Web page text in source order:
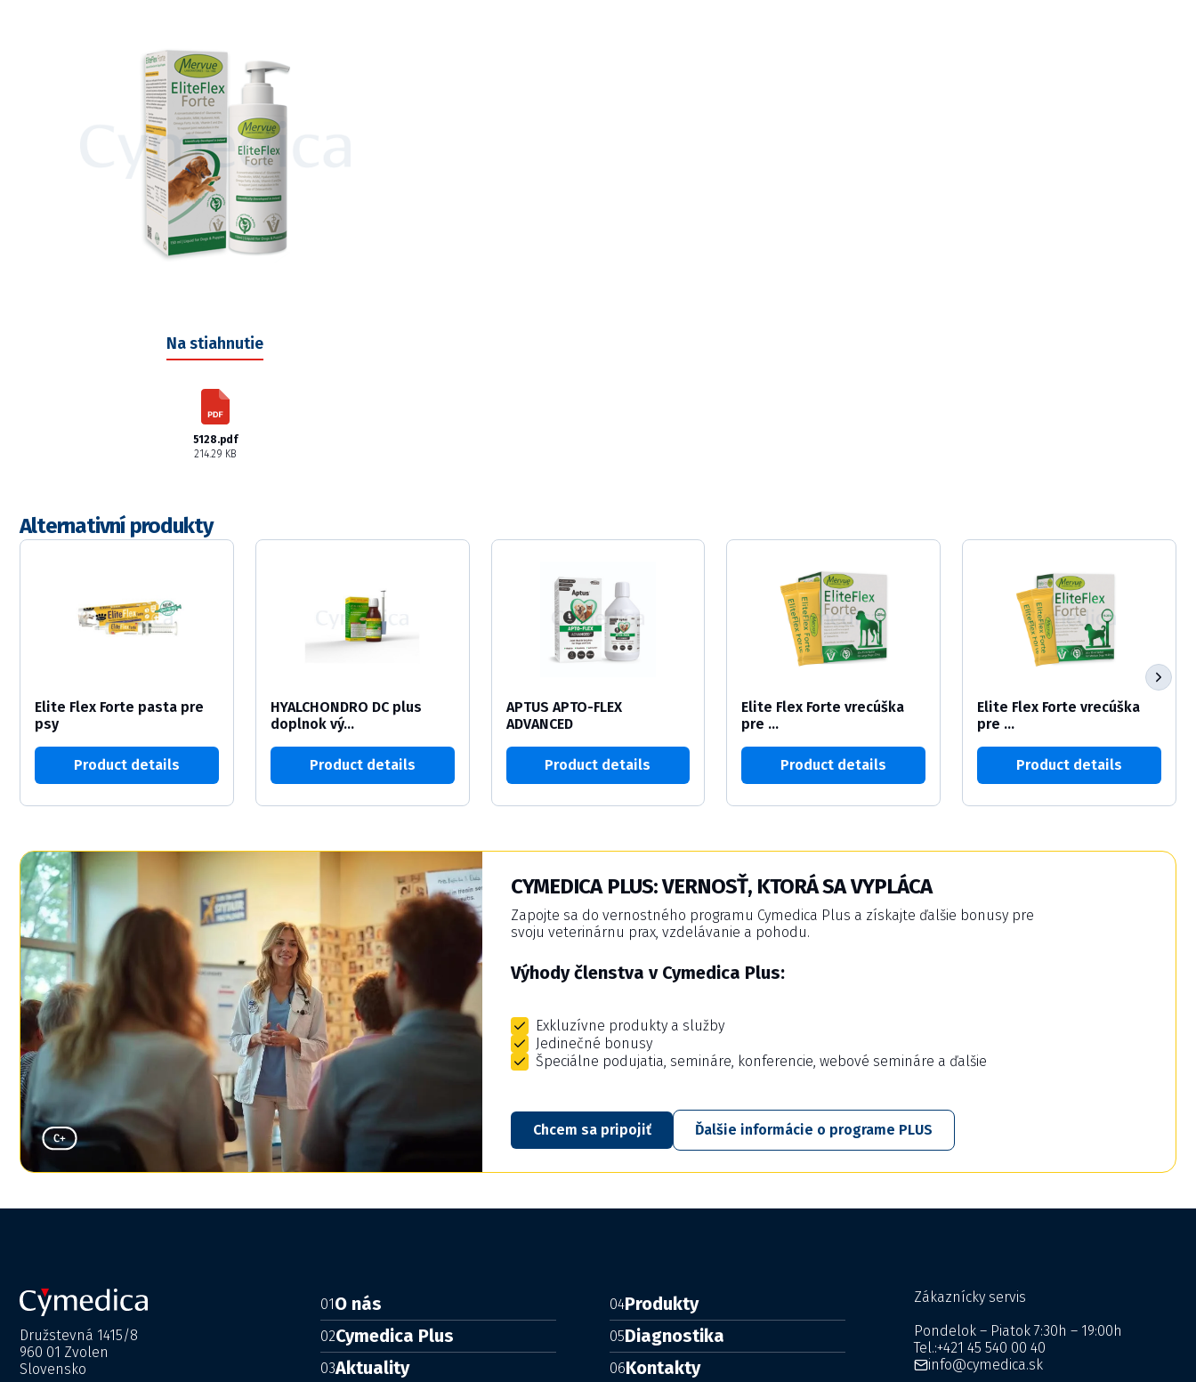
Na stiahnutie
5128.pdf
214.29 KB
Alternativní produkty
Elite Flex Forte pasta pre
psy
Product details
HYALCHONDRO DC plus
doplnok vý...
Product details
APTUS APTO-FLEX
ADVANCED
Product details
Elite Flex Forte vrecúška
pre ...
Product details
Elite Flex Forte vrecúška
pre ...
Product details
CYMEDICA PLUS: VERNOSŤ, KTORÁ SA VYPLÁCA
Zapojte sa do vernostného programu Cymedica Plus a získajte ďalšie bonusy pre
svoju veterinárnu prax, vzdelávanie a pohodu.
Výhody členstva v Cymedica Plus:
Exkluzívne produkty a služby
Jedinečné bonusy
Špeciálne podujatia, semináre, konferencie, webové semináre a ďalšie
Chcem sa pripojiť Ďalšie informácie o programe PLUS
Družstevná 1415/8
960 01 Zvolen
Slovensko
01O nás
02Cymedica Plus
03Aktuality
04Produkty
05Diagnostika
06Kontakty
Zákaznícky servis
Pondelok – Piatok 7:30h – 19:00h
Tel.:+421 45 540 00 40
info@cymedica.sk